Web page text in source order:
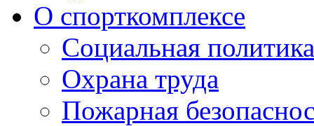
О спорткомплексе
Социальная политика
Охрана труда
Пожарная